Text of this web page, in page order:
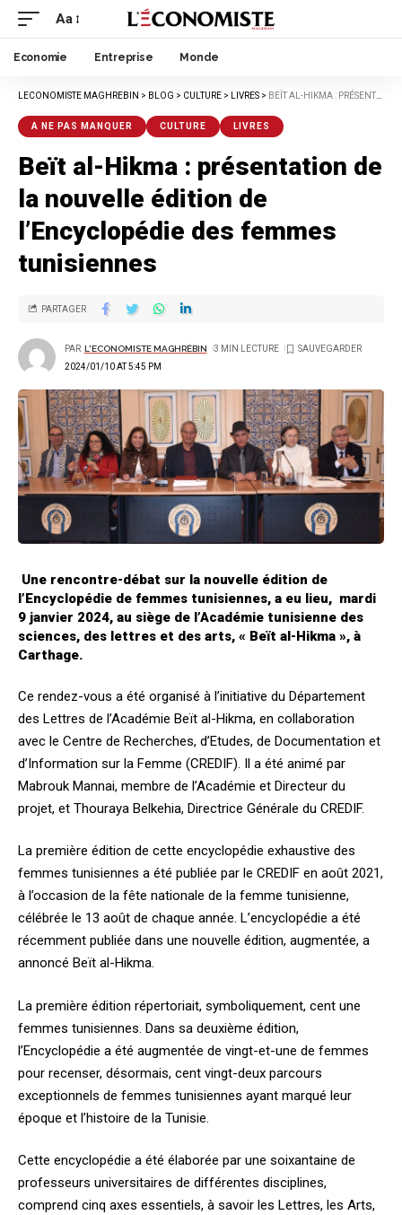
Aa
Economie Entreprise Monde
LECONOMISTE MAGHREBIN > BLOG > CULTURE > LIVRES > BEÏT AL-HIKMA : PRÉSENTATION DE LA NOUVELLE ÉDITION DE L’ENCYCLOPÉDIE DES FEMMES TUNISIENNES
A NE PAS MANQUER CULTURE LIVRES
Beït al-Hikma : présentation de
la nouvelle édition de
l’Encyclopédie des femmes
tunisiennes
2024/01/10 AT 5:45 PM
PAR L'ECONOMISTE MAGHRÉBIN 3 MIN LECTURE
PARTAGER
Une rencontre-débat sur la nouvelle édition de
l’Encyclopédie de femmes tunisiennes, a eu lieu, mardi
9 janvier 2024, au siège de l’Académie tunisienne des
sciences, des lettres et des arts, « Beït al-Hikma », à
Carthage.
Ce rendez-vous a été organisé à l’initiative du Département
des Lettres de l’Académie Beït al-Hikma, en collaboration
avec le Centre de Recherches, d’Etudes, de Documentation et
d’Information sur la Femme (CREDIF). Il a été animé par
Mabrouk Mannai, membre de l’Académie et Directeur du
projet, et Thouraya Belkehia, Directrice Générale du CREDIF.
La première édition de cette encyclopédie exhaustive des
femmes tunisiennes a été publiée par le CREDIF en août 2021,
à l’occasion de la fête nationale de la femme tunisienne,
célébrée le 13 août de chaque année. L’encyclopédie a été
récemment publiée dans une nouvelle édition, augmentée, a
annoncé Beït al-Hikma.
La première édition répertoriait, symboliquement, cent une
femmes tunisiennes. Dans sa deuxième édition,
l’Encyclopédie a été augmentée de vingt-et-une de femmes
pour recenser, désormais, cent vingt-deux parcours
exceptionnels de femmes tunisiennes ayant marqué leur
époque et l’histoire de la Tunisie.
Cette encyclopédie a été élaborée par une soixantaine de
professeurs universitaires de différentes disciplines,
comprend cinq axes essentiels, à savoir les Lettres, les Arts,